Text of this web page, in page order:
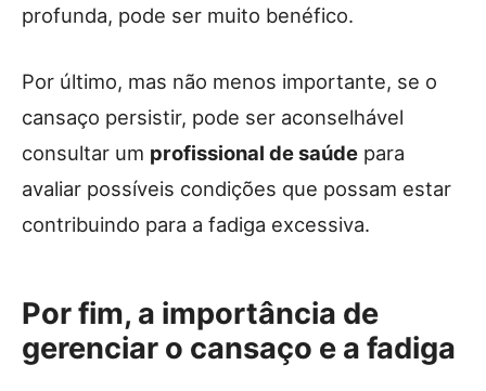
profunda, pode ser muito benéfico.
Por último, mas não menos importante, se o
cansaço persistir, pode ser aconselhável
consultar um profissional de saúde para
avaliar possíveis condições que possam estar
contribuindo para a fadiga excessiva.
Por fim, a importância de
gerenciar o cansaço e a fadiga